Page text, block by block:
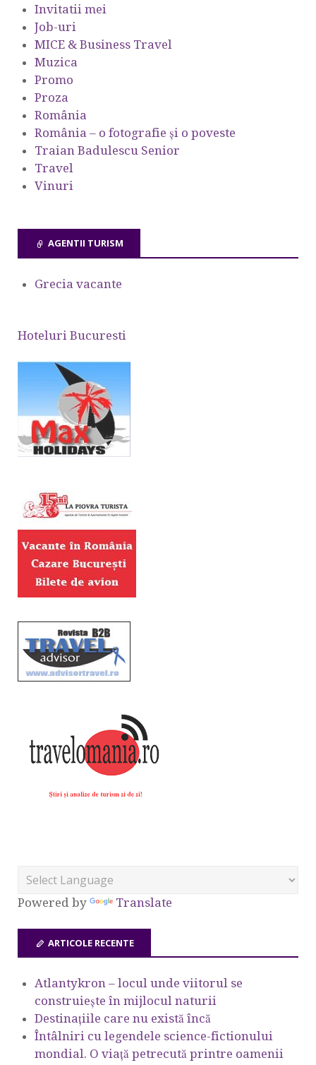
Invitatii mei
Job-uri
MICE & Business Travel
Muzica
Promo
Proza
România
România – o fotografie şi o poveste
Traian Badulescu Senior
Travel
Vinuri
AGENTII TURISM
Grecia vacante
Hoteluri Bucuresti
Powered by Translate
ARTICOLE RECENTE
Atlantykron – locul unde viitorul se
construiește în mijlocul naturii
Destinațiile care nu există încă
Întâlniri cu legendele science-fictionului
mondial. O viață petrecută printre oamenii